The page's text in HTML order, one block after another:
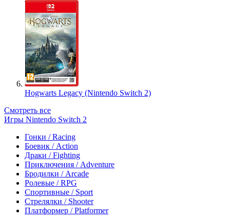
Hogwarts Legacy (Nintendo Switch 2)
Смотреть все
Игры Nintendo Switch 2
Гонки / Racing
Боевик / Action
Драки / Fighting
Приключения / Adventure
Бродилки / Arcade
Ролевые / RPG
Спортивные / Sport
Стрелялки / Shooter
Платформер / Platformer